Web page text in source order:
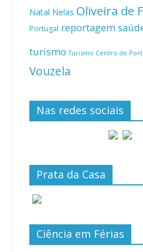
Natal Nelas Oliveira de
Portugal reportagem
turismo Turismo Centro de
Vouzela
Nas redes sociais
Prata da Casa
Ciência em Férias